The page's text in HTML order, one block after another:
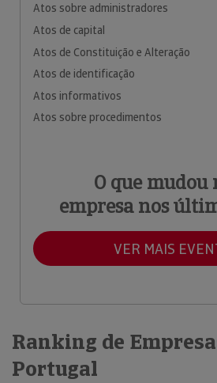
Atos sobre administradores
Atos de capital
Atos de Constituição e Alteração
Atos de identificação
Atos informativos
Atos sobre procedimentos
O que mudou
empresa nos
VER MAIS
Ranking de
Portugal